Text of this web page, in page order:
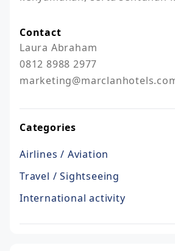
Contact
Laura Abraham
0812 8988 2977
Categories
Airlines / Aviation
Travel / Sightseeing
International activity